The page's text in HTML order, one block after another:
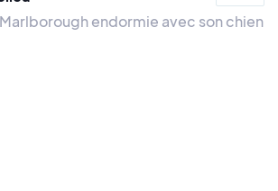
endormie avec son chien